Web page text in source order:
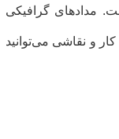
مدادهای گرافیکی
و نقاشی می‌توانید